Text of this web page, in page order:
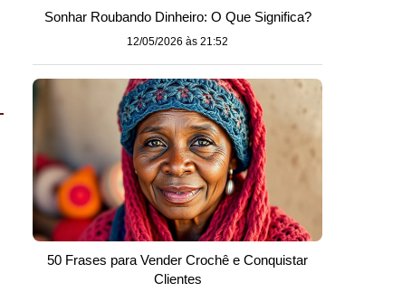
Sonhar Roubando Dinheiro: O Que Significa?
12/05/2026 às 21:52
50 Frases para Vender Crochê e Conquistar
Clientes